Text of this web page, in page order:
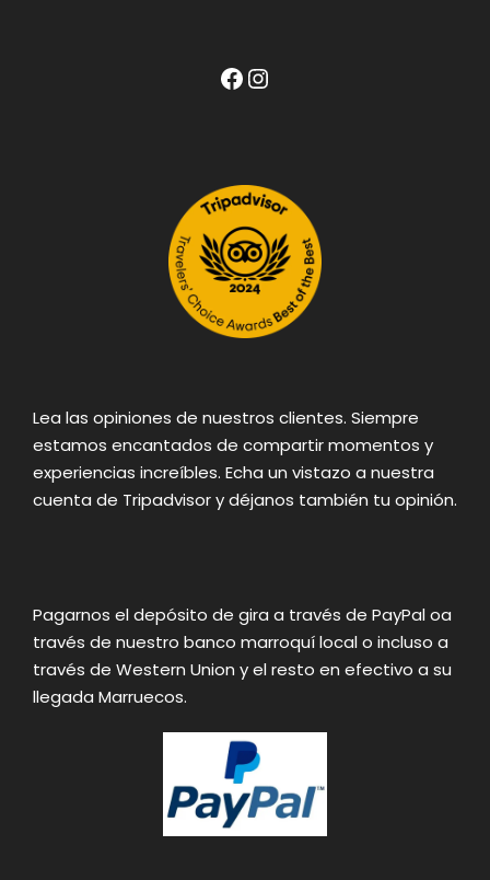
Facebook Instagram
Lea las opiniones de nuestros clientes. Siempre
estamos encantados de compartir momentos y
experiencias increíbles. Echa un vistazo a nuestra
cuenta de Tripadvisor y déjanos también tu opinión.
Pagarnos el depósito de gira a través de PayPal oa
través de nuestro banco marroquí local o incluso a
través de Western Union y el resto en efectivo a su
llegada Marruecos.